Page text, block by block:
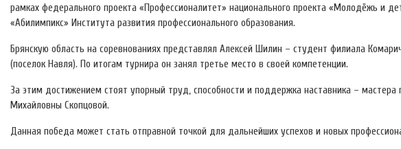
рамках федерального проекта «Профессионалитет» национального проекта «Молодёжь и
«Абилимпикс» Института развития профессионального образования.
Брянскую область на соревнованиях представлял Алексей Шилин – студент филиала
(поселок Навля). По итогам турнира он занял третье место в своей компетенции.
За этим достижением стоят упорный труд, способности и поддержка наставника – мастера
Михайловны Скопцовой.
Данная победа может стать отправной точкой для дальнейших успехов и новых